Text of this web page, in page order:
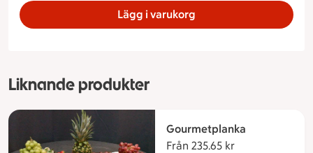
Lägg i varukorg
Liknande produkter
Gourmetplanka
Från 235.65 kr